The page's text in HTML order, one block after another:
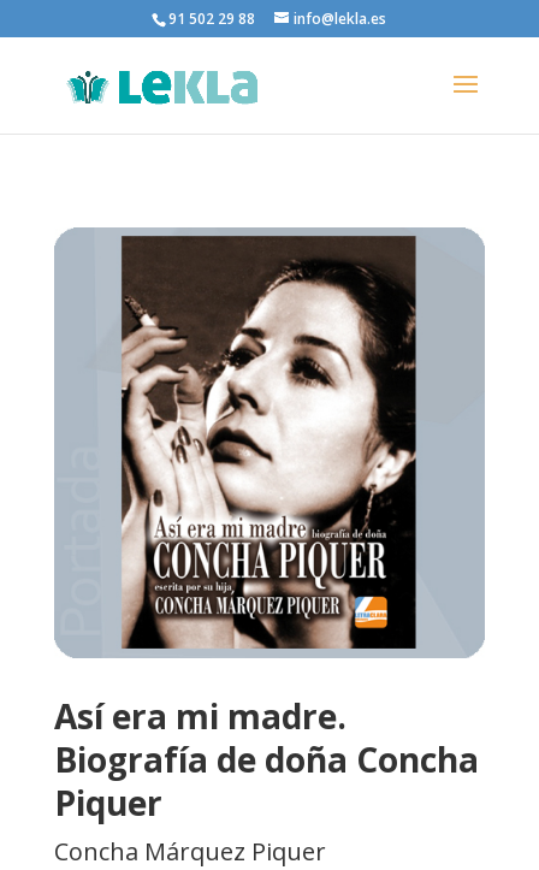
91 502 29 88 info@lekla.es
Así era mi madre.
Biografía de doña Concha
Piquer
Concha Márquez Piquer